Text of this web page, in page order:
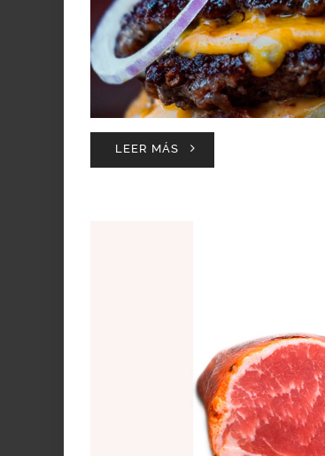
LEER MÁS